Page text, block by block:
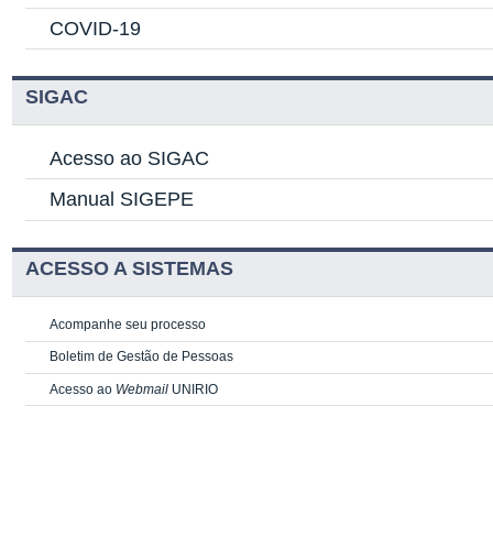
COVID-19
SIGAC
Acesso ao SIGAC
Manual SIGEPE
ACESSO A SISTEMAS
Acompanhe seu processo
Boletim de Gestão de Pessoas
Acesso ao Webmail UNIRIO